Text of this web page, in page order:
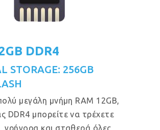
DDR4
STORAGE: 256GB
μεγάλη μνήμη RAM 12GB,
DDR4 μπορείτε να τρέχετε
γρήγορα και σταθερά όλες